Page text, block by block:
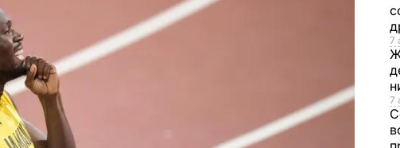
7
7